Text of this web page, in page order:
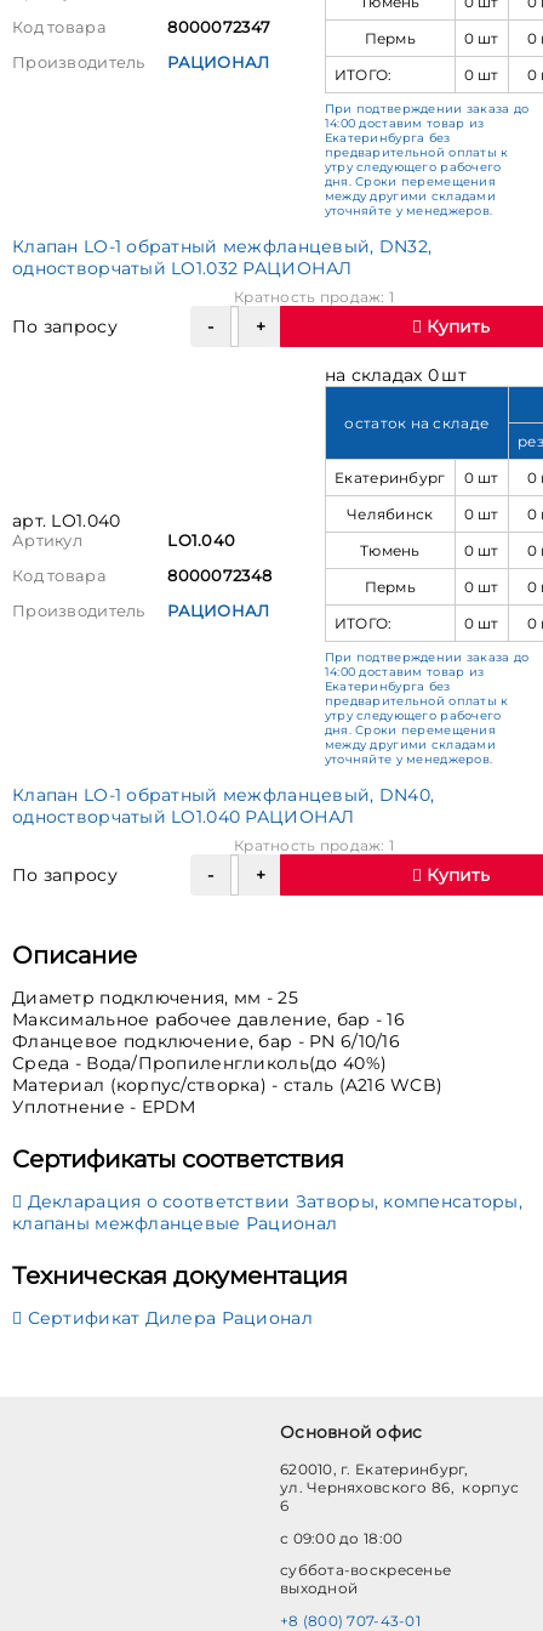
Код товара
8000072347
Производитель
РАЦИОНАЛ
Пермь
0 шт
0
ИТОГО:
0 шт 0
При подтверждении заказа до
14:00 доставим товар из
Екатеринбурга без
предварительной оплаты к
утру следующего рабочего
дня. Сроки перемещения
между другими складами
уточняйте у менеджеров.
Клапан LO-1 обратный межфланцевый, DN32,
одностворчатый LO1.032 РАЦИОНАЛ
По запросу
Кратность продаж: 1
Купить
арт. LO1.040
Артикул
LO1.040
Код товара
8000072348
Производитель
РАЦИОНАЛ
на складах 0 шт
остаток на складе
Екатеринбург
0 шт
0
Челябинск
0 шт
0
Тюмень
0 шт
0
Пермь
0 шт
0
ИТОГО:
0 шт 0
При подтверждении заказа до
14:00 доставим товар из
Екатеринбурга без
предварительной оплаты к
утру следующего рабочего
дня. Сроки перемещения
между другими складами
уточняйте у менеджеров.
Клапан LO-1 обратный межфланцевый, DN40,
одностворчатый LO1.040 РАЦИОНАЛ
По запросу
Кратность продаж: 1
Купить
Описание
Диаметр подключения, мм - 25
Максимальное рабочее давление, бар - 16
Фланцевое подключение, бар - PN 6/10/16
Среда - Вода/Пропиленгликоль(до 40%)
Материал (корпус/створка) - cталь (A216 WCB)
Уплотнение - EPDM
Сертификаты соответствия
Декларация о соответствии Затворы, компенсаторы,
клапаны межфланцевые Рационал
Техническая документация
Сертификат Дилера Рационал
Основной офис
620010, г. Екатеринбург,
ул. Черняховского 86, корпус
6
с 09:00 до 18:00
суббота-воскресенье
выходной
+8 (800) 707-43-01